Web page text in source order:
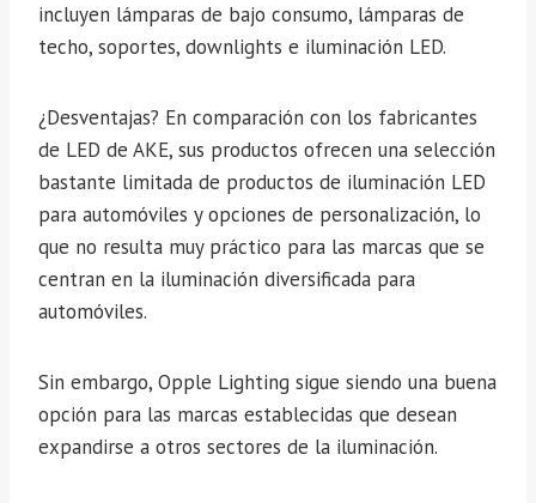
incluyen lámparas de bajo consumo, lámparas de
techo, soportes, downlights e iluminación LED.
¿Desventajas? En comparación con los fabricantes
de LED de AKE, sus productos ofrecen una selección
bastante limitada de productos de iluminación LED
para automóviles y opciones de personalización, lo
que no resulta muy práctico para las marcas que se
centran en la iluminación diversificada para
automóviles.
Sin embargo, Opple Lighting sigue siendo una buena
opción para las marcas establecidas que desean
expandirse a otros sectores de la iluminación.